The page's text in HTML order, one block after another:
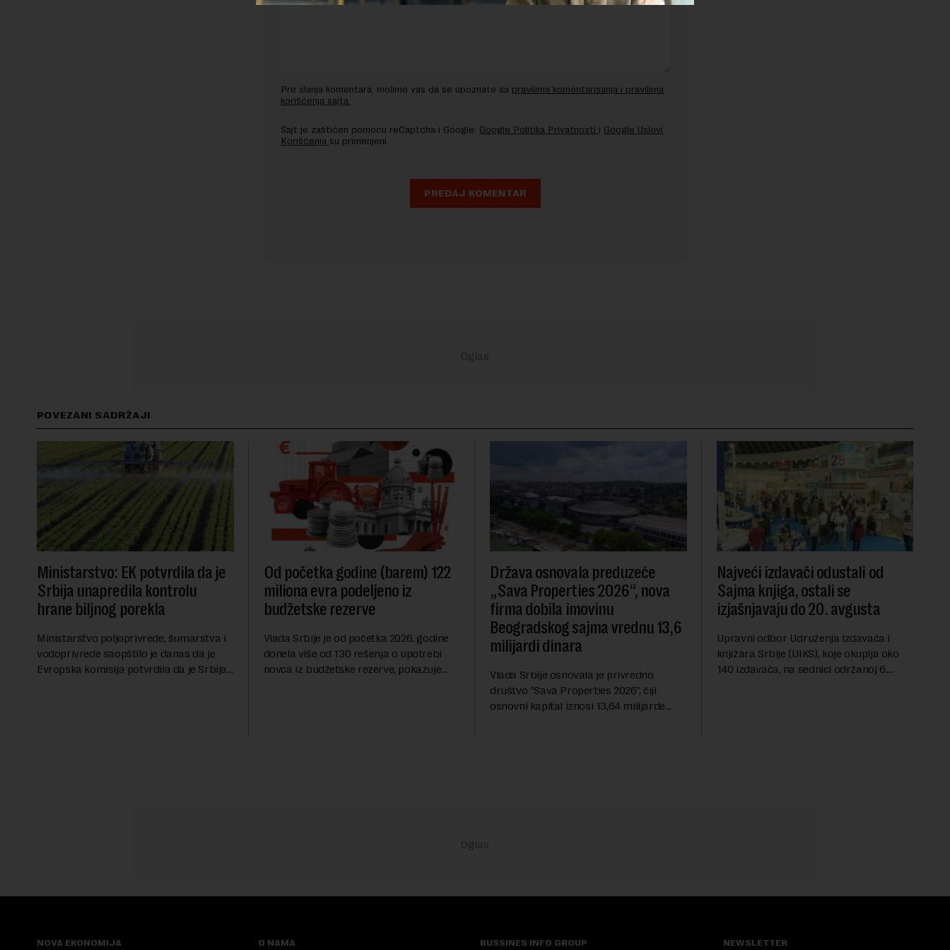
Pre slanja komentara, molimo vas da se upoznate sa pravilima komentarisanja i pravilima
korišćenja sajta.
Sajt je zaštićen pomocu reCaptcha i Google. Google Politika Privatnosti i Google Uslovi
Korišćenja su primenjeni.
POVEZANI SADRŽAJI
Ministarstvo: EK potvrdila da je
Srbija unapredila kontrolu
hrane biljnog porekla
Ministarstvo poljoprivrede, šumarstva i
vodoprivrede saopštilo je danas da je
Evropska komisija potvrdila da je Srbija
Od početka godine (barem) 122
miliona evra podeljeno iz
budžetske rezerve
Vlada Srbije je od početka 2026. godine
donela više od 130 rešenja o upotrebi
novca iz budžetske rezerve, pokazuje
Država osnovala preduzeće
„Sava Properties 2026“, nova
firma dobila imovinu
Beogradskog sajma vrednu 13,6
milijardi dinara
Vlada Srbije osnovala je privredno
društvo "Sava Properties 2026", čiji
osnovni kapital iznosi 13,64 milijarde
Najveći izdavači odustali od
Sajma knjiga, ostali se
izjašnjavaju do 20. avgusta
Upravni odbor Udruženja izdavača i
knjižara Srbije (UIKS), koje okuplja oko
140 izdavača, na sednici održanoj 6.
NOVA EKONOMIJA O NAMA BUSSINES INFO GROUP NEWSLETTER